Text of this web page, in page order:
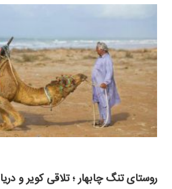
روستای تنگ چابهار ؛ تلاقی کویر و دریا